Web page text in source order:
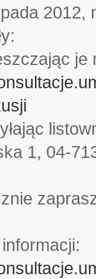
2012,
je
1, 04-